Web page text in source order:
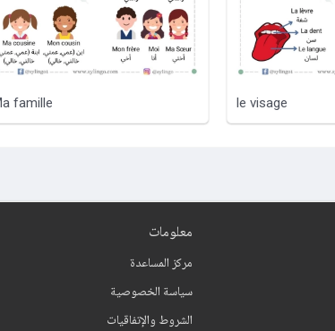
le visage
famille
معلومات
مركز المساعدة
سياسة الخصوصية
الشروط والإتفاقيات